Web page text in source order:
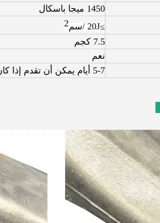
1450 ميجا باسكال
≥20J / سم2
7.5 كجم
نعم
5-7 أيام يمكن أن تقدم إذا كان في المخزون